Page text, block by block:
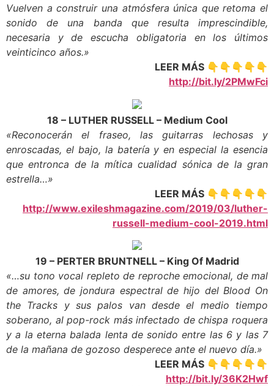
Vuelven a construir una atmósfera única que retoma el
sonido de una banda que resulta imprescindible,
necesaria y de escucha obligatoria en los últimos
veinticinco años.»
LEER MÁS 👇👇👇👇👇
http://bit.ly/2PMwFci
18 – LUTHER RUSSELL – Medium Cool
«Reconocerán el fraseo, las guitarras lechosas y
enroscadas, el bajo, la batería y en especial la esencia
que entronca de la mítica cualidad sónica de la gran
estrella…»
LEER MÁS 👇👇👇👇👇
http://www.exileshmagazine.com/2019/03/luther-
russell-medium-cool-2019.html
19 – PERTER BRUNTNELL – King Of Madrid
«…su tono vocal repleto de reproche emocional, de mal
de amores, de jondura espectral de hijo del Blood On
the Tracks y sus palos van desde el medio tiempo
soberano, al pop-rock más infectado de chispa roquera
y a la eterna balada lenta de sonido entre las 6 y las 7
de la mañana de gozoso desperece ante el nuevo día.»
LEER MÁS 👇👇👇👇👇
http://bit.ly/36K2Hwf